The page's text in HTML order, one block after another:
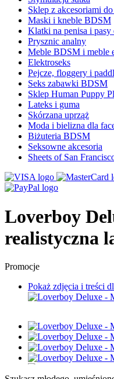
Sklep z akcesoriami
Maski i kneble BDSM
Klatki na penisa i pasy
Prysznic analny
Meble BDSM i meble
Elektroseks
Pejcze, floggery i
Seks zabawki BDSM
Sklep Human Puppy
Lateks i guma
Skórzana uprząż
Moda i bielizna dla
Biżuteria BDSM
Seksowne akcesoria
Sheets of San
Loverboy
realistyczna
Promocje
Pokaż zdjęcia i treści